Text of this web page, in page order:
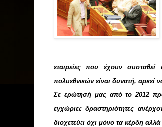
εταιρείες που έχουν
πολυεθνικών είναι δυνατή, αρκεί
Σε ερώτησή μας από το 2012
εγχώριες δραστηριότητες
διοχετεύει όχι μόνο τα κέρδη